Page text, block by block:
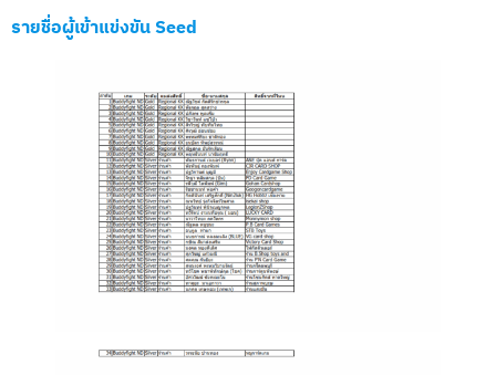
รายชื่อผู้เข้าแข่งขัน Seed